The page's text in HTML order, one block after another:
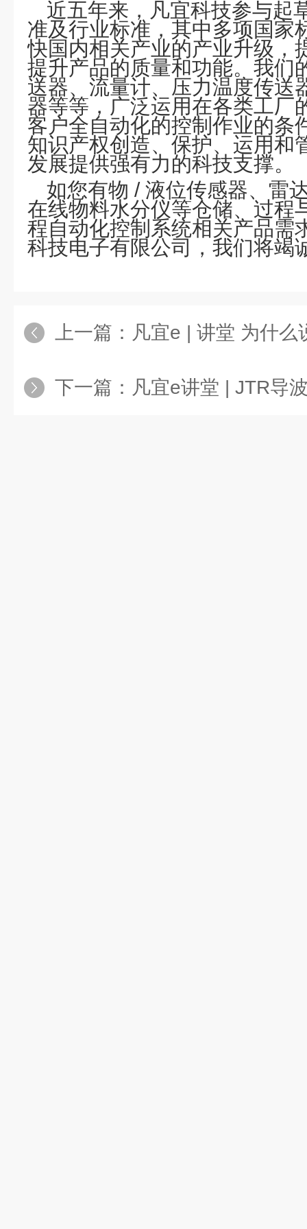
近五年来，凡宜科技参与起
准及行业标准，其中多项国家
快国内相关产业的产业升级，
提升产品的质量和功能。我们
送器、流量计、压力温度传送
器等等，广泛运用在各类工厂
客户全自动化的控制作业的条
知识产权创造、保护、运用和
发展提供强有力的科技支撑。
如您有物 / 液位传感器、雷
在线物料水分仪等仓储、过程
程自动化控制系统相关产品需
科技电子有限公司，我们将竭
上一篇： 凡宜e | 讲堂 为什么说电容
下一篇： 凡宜e讲堂 | JTR导波雷达